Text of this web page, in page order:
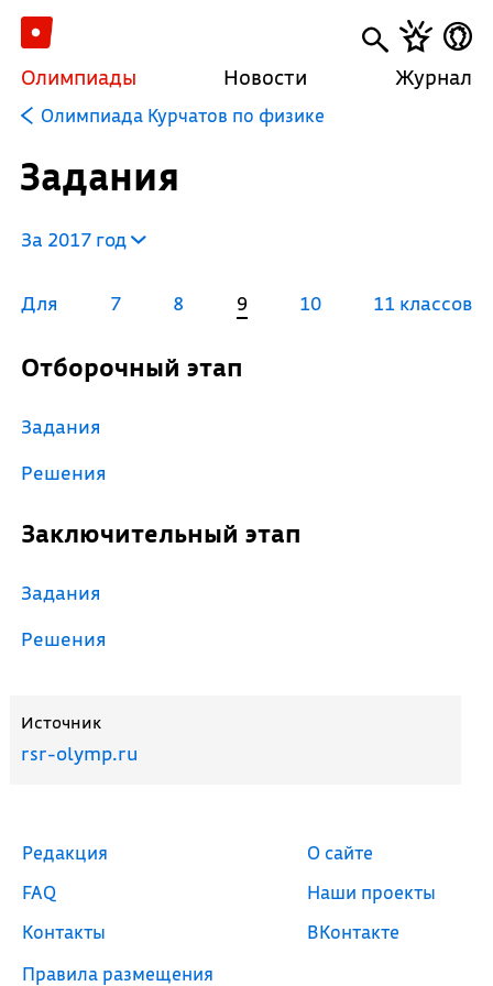
Олимпиады Новости Журнал
Олимпиада Курчатов по физике
Задания
За 2017 год
Для 7 8 9 10 11 классов
Отборочный этап
Задания
Решения
Заключительный этап
Задания
Решения
Источник
rsr-olymp.ru
Редакция
FAQ
Контакты
Правила размещения
О сайте
Наши проекты
ВКонтакте